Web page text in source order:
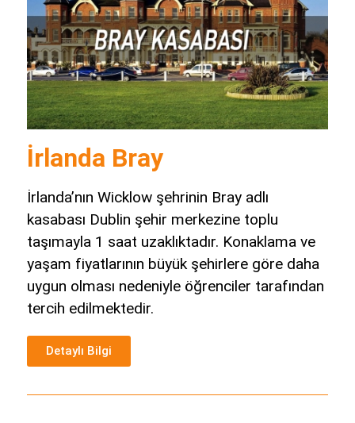
İrlanda Bray
İrlanda’nın Wicklow şehrinin Bray adlı
kasabası Dublin şehir merkezine toplu
taşımayla 1 saat uzaklıktadır. Konaklama ve
yaşam fiyatlarının büyük şehirlere göre daha
uygun olması nedeniyle öğrenciler tarafından
tercih edilmektedir.
Detaylı Bilgi